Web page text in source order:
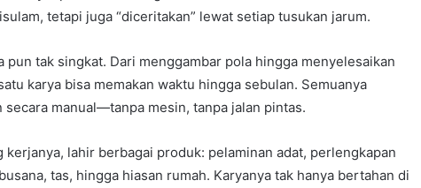
tetapi juga “diceritakan” lewat setiap tusukan jarum.
pun tak singkat. Dari menggambar pola hingga menyelesaikan
karya bisa memakan waktu hingga sebulan. Semuanya
secara manual—tanpa mesin, tanpa jalan pintas.
kerjanya, lahir berbagai produk: pelaminan adat, perlengkapan
tas, hingga hiasan rumah. Karyanya tak hanya bertahan di